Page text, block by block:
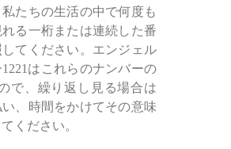
たちの生活の中で何度も
る一桁または連続した番
てください。エンジェル
はこれらのナンバーの
で、繰り返し見る場合は
、時間をかけてその意味
ください。